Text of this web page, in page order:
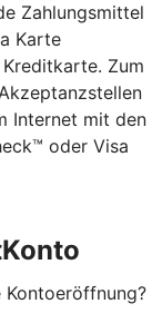
Zahlungsmittel
Karte
Zum
Internet mit den
oder Visa